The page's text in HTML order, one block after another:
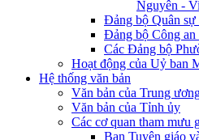
Nguyên -
Đảng bộ Quân sự
Đảng bộ Công an
Các Đảng bộ
Hoạt động của Uỷ ban
Hệ thống văn bản
Văn bản của Trung
Văn bản của Tỉnh ủy
Các cơ quan tham mưu
Ban Tuyên giáo